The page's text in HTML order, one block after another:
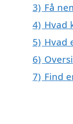
3) Få
4) Hvad
5) Hvad
6)
7) Find